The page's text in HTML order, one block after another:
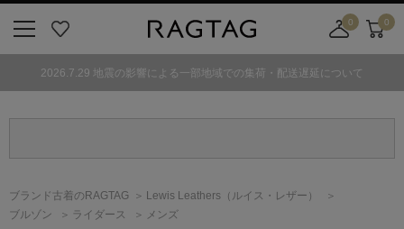
気
0
舗
カ
ト
0
2026.7.29 地震の影響による一部地域での集荷・配送遅延について
ブランド古着のRAGTAG Lewis Leathers （ルイス・レザー）
ブルゾン
ライダース メンズ